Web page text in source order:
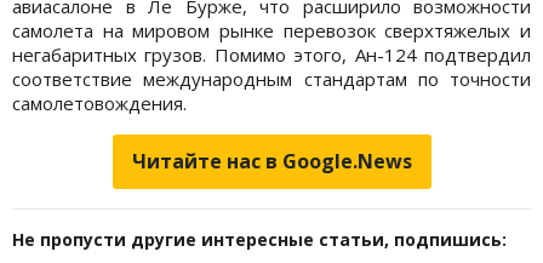
авиасалоне в Ле Бурже, что расширило возможности
самолета на мировом рынке перевозок сверхтяжелых и
негабаритных грузов. Помимо этого, Ан-124 подтвердил
соответствие международным стандартам по точности
самолетовождения.
Читайте нас в Google.News
Не пропусти другие интересные статьи, подпишись: